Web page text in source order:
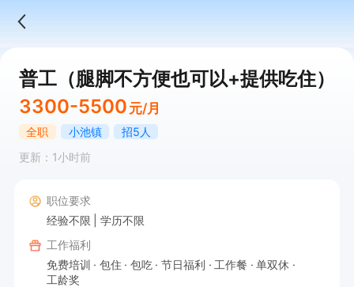
普工（腿脚不方便也可以+提供吃住）
3300-5500 元/月
全职 小池镇
招5人
更新：1小时前
职位要求
经验不限
学历不限
工作福利
免费培训
包住 包吃 节日福利 工作餐
单双休
工龄奖